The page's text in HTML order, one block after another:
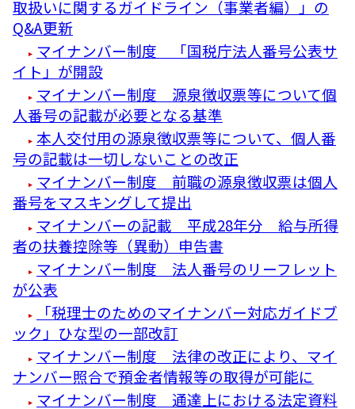
取扱いに関するガイドライン（事業者編）」の
Q&A更新
マイナンバー制度 「国税庁法人番号公表サ
イト」が開設
マイナンバー制度 源泉徴収票等について個
人番号の記載が必要となる基準
本人交付用の源泉徴収票等について、個人番
号の記載は一切しないことの改正
マイナンバー制度 前職の源泉徴収票は個人
番号をマスキングして提出
マイナンバーの記載 平成28年分 給与所得
者の扶養控除等（異動）申告書
マイナンバー制度 法人番号のリーフレット
が公表
「税理士のためのマイナンバー対応ガイドブ
ック」ひな型の一部改訂
マイナンバー制度 法律の改正により、マイ
ナンバー照合で預金者情報等の取得が可能に
マイナンバー制度 通達上における法定資料